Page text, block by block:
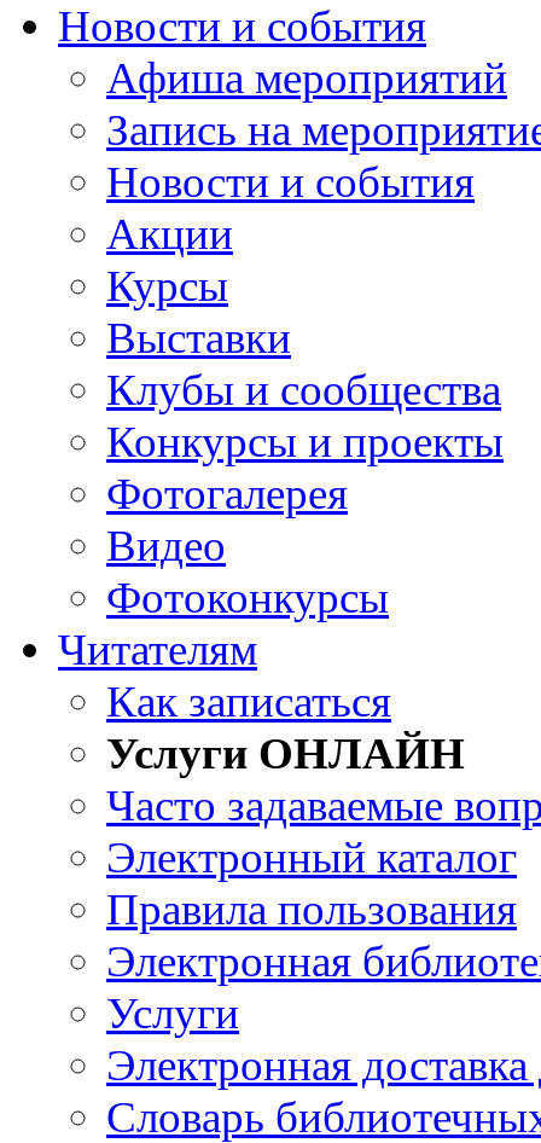
Новости и события
Афиша мероприятий
Запись на
Новости и события
Акции
Курсы
Выставки
Клубы и сообщества
Конкурсы и проекты
Фотогалерея
Видео
Фотоконкурсы
Читателям
Как записаться
Услуги ОНЛАЙН
Часто задаваемые
Электронный каталог
Правила пользования
Электронная
Услуги
Электронная
Словарь